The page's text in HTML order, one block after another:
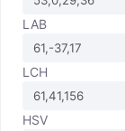
LAB
LCH
HSV